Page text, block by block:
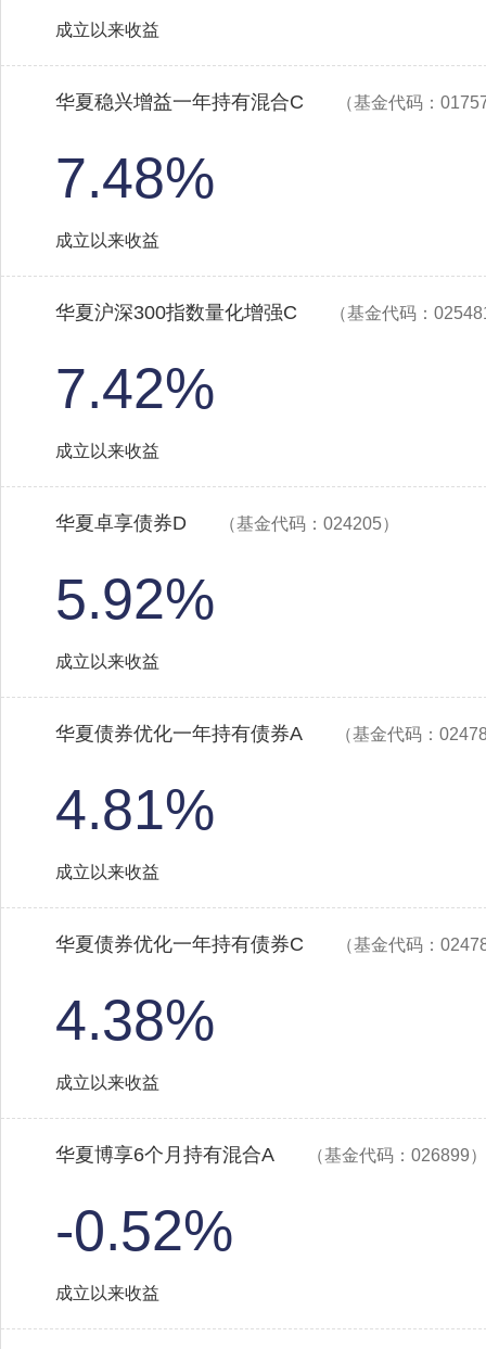
成立以来收益
华夏稳兴增益一年持有混合C （基金代码：
7.48%
成立以来收益
华夏沪深300指数量化增强C （基金代码：
7.42%
成立以来收益
华夏卓享债券D （基金代码：024205）
5.92%
成立以来收益
华夏债券优化一年持有债券A （基金代码：
4.81%
成立以来收益
华夏债券优化一年持有债券C （基金代码：
4.38%
成立以来收益
华夏博享6个月持有混合A （基金代码：026899）
-0.52%
成立以来收益